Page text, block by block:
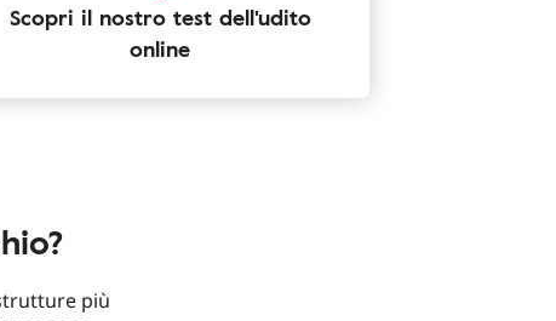
Scopri il nostro test dell'udito
online
più